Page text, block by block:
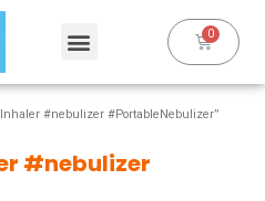
#nebulizer #PortableNebulizer”
#nebulizer